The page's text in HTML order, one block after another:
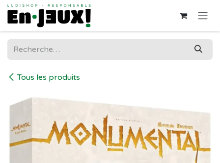
Se rendre au contenu
Tous les produits